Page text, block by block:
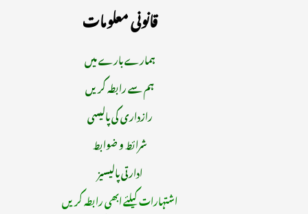
قانونی معلومات
ہمارے بارے میں
ہم سے رابطہ کریں
رازداری کی پالیسی
شرائط و ضوابط
ادارتی پالیسیز
اشتہارات کیلئے ابھی رابطہ کریں